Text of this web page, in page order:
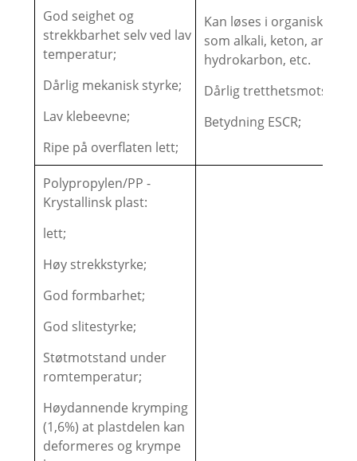
God seighet og
strekkbarhet selv ved lav
temperatur;
Dårlig mekanisk styrke;
Lav klebeevne;
Ripe på overflaten lett;
Kan løses i organiske
som alkali, keton,
hydrokarbon, etc.
Dårlig
Betydning ESCR;
Polypropylen/PP -
Krystallinsk plast:
lett;
Høy strekkstyrke;
God formbarhet;
God slitestyrke;
Støtmotstand under
romtemperatur;
Høydannende krymping
(1,6%) at plastdelen kan
deformeres og krympe